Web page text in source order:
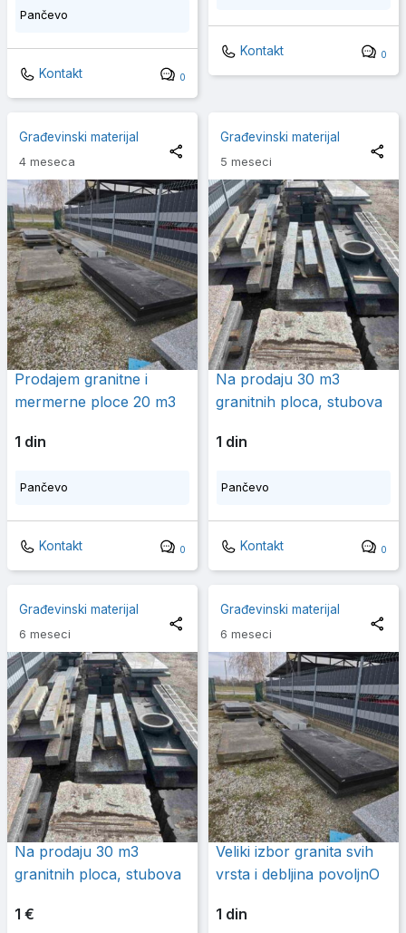
Pančevo
Kontakt 0
Kontakt 0
Građevinski materijal
4 meseca
Prodajem granitne i
mermerne ploce 20 m3
1 din
Pančevo
Kontakt 0
Građevinski materijal
5 meseci
Na prodaju 30 m3
granitnih ploca, stubova
1 din
Pančevo
Kontakt 0
Građevinski materijal
6 meseci
Na prodaju 30 m3
granitnih ploca, stubova
1 €
Građevinski materijal
6 meseci
Veliki izbor granita svih
vrsta i debljina povoljnO
1 din